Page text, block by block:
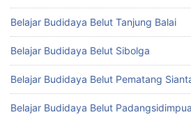
Belajar Budidaya Belut Tanjung Balai
Belajar Budidaya Belut Sibolga
Belajar Budidaya Belut Pematang
Belajar Budidaya Belut